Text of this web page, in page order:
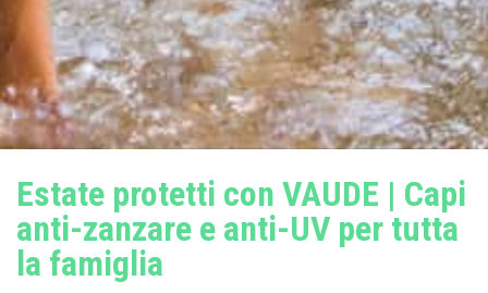
Estate protetti con VAUDE | Capi
anti-zanzare e anti-UV per tutta
la famiglia